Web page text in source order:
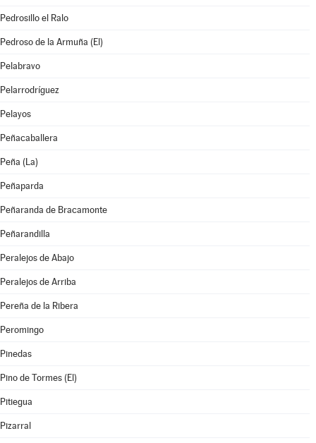
Pedrosillo el Ralo
Pedroso de la Armuña (El)
Pelabravo
Pelarrodríguez
Pelayos
Peñacaballera
Peña (La)
Peñaparda
Peñaranda de Bracamonte
Peñarandilla
Peralejos de Abajo
Peralejos de Arriba
Pereña de la Ribera
Peromingo
Pinedas
Pino de Tormes (El)
Pitiegua
Pizarral